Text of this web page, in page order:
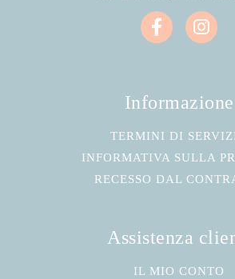
Informazione
TERMINI DI
INFORMATIVA SULLA
RECESSO DAL
Assistenza
IL MIO CONTO